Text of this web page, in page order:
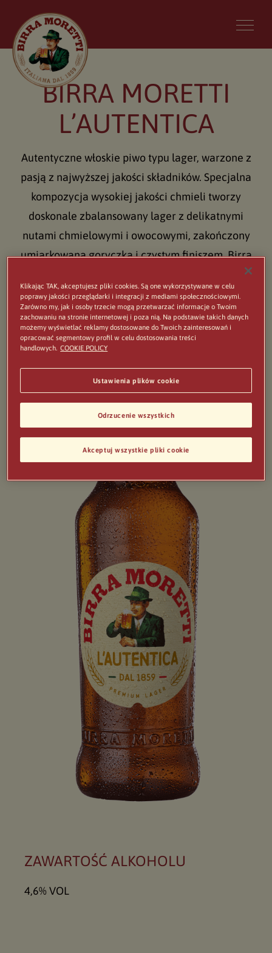
BIRRA MORETTI
L’AUTENTICA
Autentyczne włoskie piwo typu lager, warzone z
pasją z najwyższej jakości składników. Specjalna
kompozycja wysokiej jakości chmieli tworzy
doskonale zbalansowany lager z delikatnymi
nutami chmielowymi i owocowymi, zakończony
umiarkowaną goryczką i czystym finiszem. Birra
Moretti doskonale komponuje się z jedzeniem, na
przykład z pysznymi daniami z makaronu. Salute!
ZAWARTOŚĆ ALKOHOLU
4,6% VOL
Klikając TAK, akceptujesz pliki cookies. Są one wykorzystywane w celu
poprawy jakości przeglądarki i integracji z mediami społecznościowymi.
Zarówno my, jak i osoby trzecie mogą przetwarzać informacje o Twoim
zachowaniu na stronie internetowej i poza nią. Na podstawie takich danych
możemy wyświetlać reklamy dostosowane do Twoich zainteresowań i
opracować segmentowy profil w celu dostosowania treści
handlowych. COOKIE POLICY
Ustawienia plików cookie
Odrzucenie wszystkich
Akceptuj wszystkie pliki cookie